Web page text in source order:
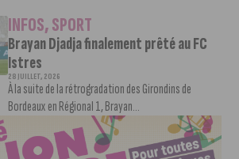
INFOS,SPORT
Brayan Djadja finalement prêté au FC
Istres
28 JUILLET, 2026
À la suite de la rétrogradation des Girondins de
Bordeaux en Régional 1, Brayan...